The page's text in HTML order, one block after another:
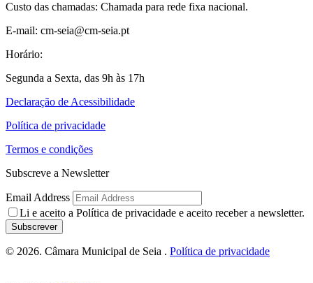
Custo das chamadas: Chamada para rede fixa nacional.
E-mail: cm-seia@cm-seia.pt
Horário:
Segunda a Sexta, das 9h às 17h
Declaração de Acessibilidade
Política de privacidade
Termos e condições
Subscreve a Newsletter
Email Address
Li e aceito a Política de privacidade e aceito receber a newsletter.
Subscrever
© 2026. Câmara Municipal de Seia . Política de privacidade